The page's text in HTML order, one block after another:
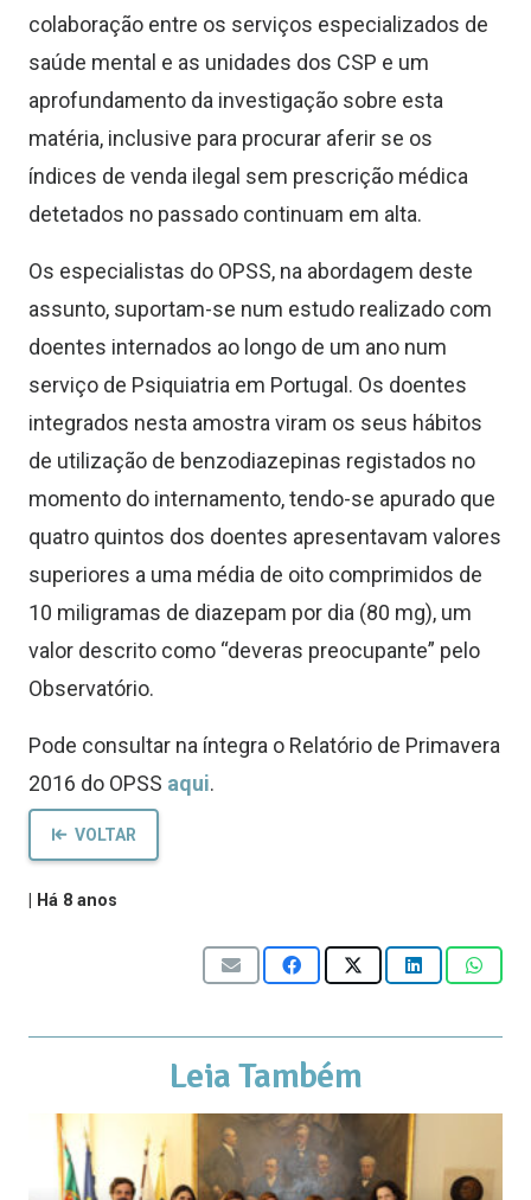
colaboração entre os serviços especializados de
saúde mental e as unidades dos CSP e um
aprofundamento da investigação sobre esta
matéria, inclusive para procurar aferir se os
índices de venda ilegal sem prescrição médica
detetados no passado continuam em alta.
Os especialistas do OPSS, na abordagem deste
assunto, suportam-se num estudo realizado com
doentes internados ao longo de um ano num
serviço de Psiquiatria em Portugal. Os doentes
integrados nesta amostra viram os seus hábitos
de utilização de benzodiazepinas registados no
momento do internamento, tendo-se apurado que
quatro quintos dos doentes apresentavam valores
superiores a uma média de oito comprimidos de
10 miligramas de diazepam por dia (80 mg), um
valor descrito como “deveras preocupante” pelo
Observatório.
Pode consultar na íntegra o Relatório de Primavera
2016 do OPSS aqui.
VOLTAR
Há 8 anos
Leia Também